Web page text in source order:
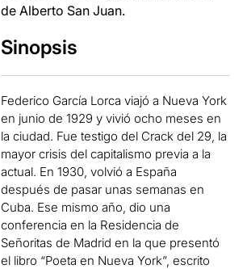
de Alberto San Juan.
Sinopsis
Federico García Lorca viajó a Nueva York
en junio de 1929 y vivió ocho meses en
la ciudad. Fue testigo del Crack del 29 la
mayor crisis del capitalismo previa a la
actual. En 1930 , volvió a España
después de pasar unas semanas en
Cuba. Ese mismo año, dio una
conferencia en la Residencia de
Señoritas de Madrid en la que presentó
el libro “Poeta en Nueva York”, escrito